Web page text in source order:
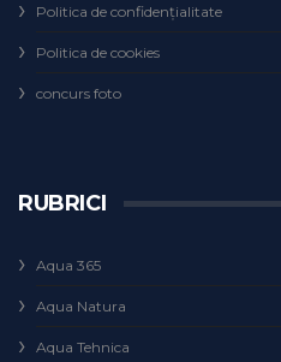
Politica de confidențialitate
Politica de cookies
concurs foto
RUBRICI
Aqua 365
Aqua Natura
Aqua Tehnica